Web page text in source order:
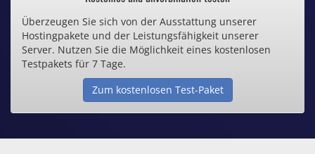
Inklusive .de Domain
Webspace ab 1,25€ / Monat
Günstige SSL-Zertifikate
Überzeugen Sie sich von der Ausstattung unserer
Hostingpakete und der Leistungsfähigkeit unserer
Server. Nutzen Sie die Möglichkeit eines kostenlosen
Testpakets für 7 Tage.
Zum kostenlosen Test-Paket